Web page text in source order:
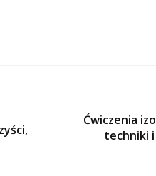
Ćwiczenia
techniki